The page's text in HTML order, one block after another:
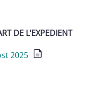
DE L’EXPEDIENT
2025